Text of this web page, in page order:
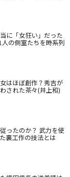
に「女狂い」だった
の側室たちを時系列
はほぼ創作？秀吉が
された茶々(井上和)
ったのか？ 武力を使
裏工作の技法とは